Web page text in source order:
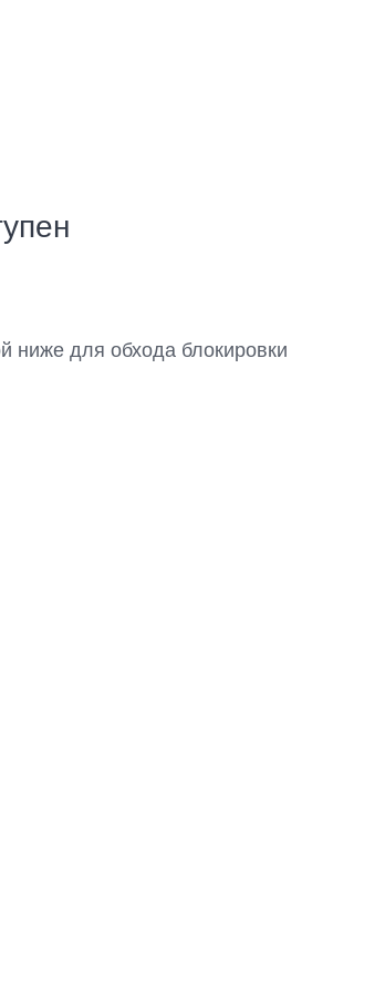
ниже для обхода блокировки